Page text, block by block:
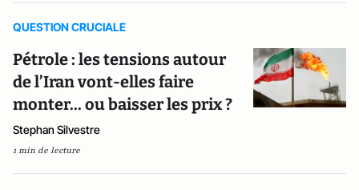
QUESTION CRUCIALE
Pétrole : les tensions autour
de l’Iran vont-elles faire
monter... ou baisser les prix ?
Stephan Silvestre
1 min de lecture